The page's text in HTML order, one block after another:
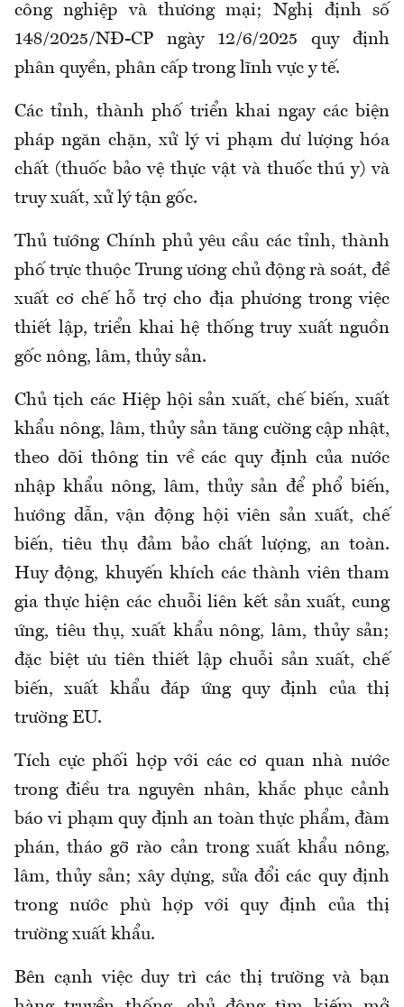
công nghiệp và thương mại; Nghị định số
148/2025/NĐ-CP ngày 12/6/2025 quy định
phân quyền, phân cấp trong lĩnh vực y tế.
Các tỉnh, thành phố triển khai ngay các biện
pháp ngăn chặn, xử lý vi phạm dư lượng hóa
chất (thuốc bảo vệ thực vật và thuốc thú y) và
truy xuất, xử lý tận gốc.
Thủ tướng Chính phủ yêu cầu các tỉnh, thành
phố trực thuộc Trung ương chủ động rà soát, đề
xuất cơ chế hỗ trợ cho địa phương trong việc
thiết lập, triển khai hệ thống truy xuất nguồn
gốc nông, lâm, thủy sản.
Chủ tịch các Hiệp hội sản xuất, chế biến, xuất
khẩu nông, lâm, thủy sản tăng cường cập nhật,
theo dõi thông tin về các quy định của nước
nhập khẩu nông, lâm, thủy sản để phổ biến,
hướng dẫn, vận động hội viên sản xuất, chế
biến, tiêu thụ đảm bảo chất lượng, an toàn.
Huy động, khuyến khích các thành viên tham
gia thực hiện các chuỗi liên kết sản xuất, cung
ứng, tiêu thụ, xuất khẩu nông, lâm, thủy sản;
đặc biệt ưu tiên thiết lập chuỗi sản xuất, chế
biến, xuất khẩu đáp ứng quy định của thị
trường EU.
Tích cực phối hợp với các cơ quan nhà nước
trong điều tra nguyên nhân, khắc phục cảnh
báo vi phạm quy định an toàn thực phẩm, đàm
phán, tháo gỡ rào cản trong xuất khẩu nông,
lâm, thủy sản; xây dựng, sửa đổi các quy định
trong nước phù hợp với quy định của thị
trường xuất khẩu.
Bên cạnh việc duy trì các thị trường và bạn